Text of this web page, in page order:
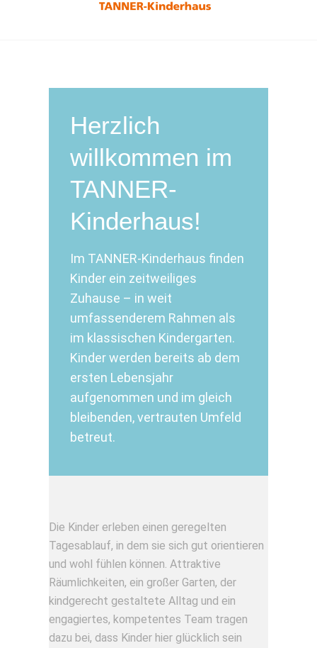
Herzlich
willkommen im
TANNER-
Kinderhaus!
Im TANNER-Kinderhaus finden
Kinder ein zeitweiliges
Zuhause – in weit
umfassenderem Rahmen als
im klassischen Kindergarten.
Kinder werden bereits ab dem
ersten Lebensjahr
aufgenommen und im gleich
bleibenden, vertrauten Umfeld
betreut.
Die Kinder erleben einen geregelten
Tagesablauf, in dem sie sich gut orientieren
und wohl fühlen können. Attraktive
Räumlichkeiten, ein großer Garten, der
kindgerecht gestaltete Alltag und ein
engagiertes, kompetentes Team tragen
dazu bei, dass Kinder hier glücklich sein